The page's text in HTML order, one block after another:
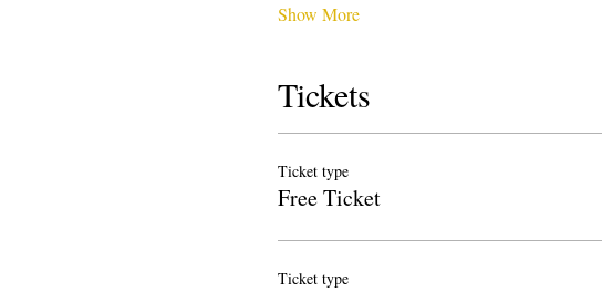
Show More
Tickets
Ticket type
Free Ticket
Ticket type